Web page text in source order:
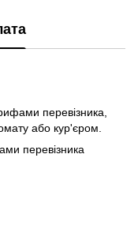
перевізника,
або кур'єром.
перевізника